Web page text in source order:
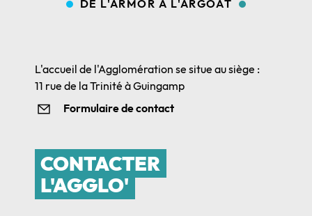
DE L'ARMOR À L'ARGOAT
L'accueil de l'Agglomération se situe au siège :
11 rue de la Trinité à Guingamp
Formulaire de contact
CONTACTER
L'AGGLO'